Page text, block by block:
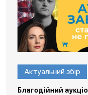
Актуальний збір
Благодійний